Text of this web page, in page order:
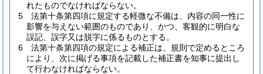
れたものでなければならない。
5
法第十条第四項に規定する軽微な不備は、内容の同一性に
影響を与えない範囲のものであり、かつ、客観的に明白な
誤記、誤字又は脱字に係るものとする。
6
法第十条第四項の規定による補正は、規則で定めるところ
により、次に掲げる事項を記載した補正書を知事に提出し
て行わなければならない。